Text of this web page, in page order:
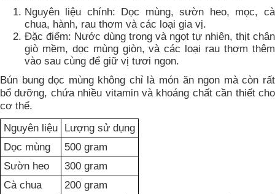
Nguyên liệu chính: Dọc mùng, sườn heo, mọc, cà
chua, hành, rau thơm và các loại gia vị.
Đặc điểm: Nước dùng trong và ngọt tự nhiên, thịt chân
giò mềm, dọc mùng giòn, và các loại rau thơm thêm
vào sau cùng để giữ vị tươi ngon.
Bún bung dọc mùng không chỉ là món ăn ngon mà còn rất
bổ dưỡng, chứa nhiều vitamin và khoáng chất cần thiết cho
cơ thể.
Nguyên liệu
Lượng sử dụng
Dọc mùng
500 gram
Sườn heo
300 gram
Cà chua
200 gram